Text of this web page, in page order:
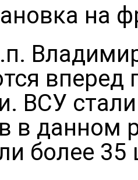
на
вперед
ВСУ
в данном
более 35